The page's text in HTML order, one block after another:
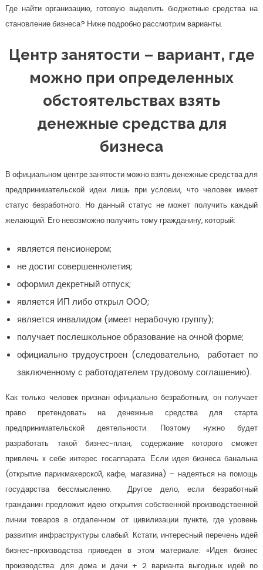
Где найти организацию, готовую выделить бюджетные средства на
становление бизнеса? Ниже подробно рассмотрим варианты.
Центр занятости – вариант, где
можно при определенных
обстоятельствах взять
денежные средства для
бизнеса
В официальном центре занятости можно взять денежные средства для
предпринимательской идеи лишь при условии, что человек имеет
статус безработного. Но данный статус не может получить каждый
желающий. Его невозможно получить тому гражданину, который:
является пенсионером;
не достиг совершеннолетия;
оформил декретный отпуск;
является ИП либо открыл ООО;
является инвалидом (имеет нерабочую группу);
получает послешкольное образование на очной форме;
официально трудоустроен (следовательно, работает по
заключенному с работодателем трудовому соглашению).
Как только человек признан официально безработным, он получает
право претендовать на денежные средства для старта
предпринимательской деятельности. Поэтому нужно будет
разработать такой бизнес-план, содержание которого сможет
привлечь к себе интерес госаппарата. Если идея бизнеса банальна
(открытие парикмахерской, кафе, магазина) – надеяться на помощь
государства бессмысленно. Другое дело, если безработный
гражданин предложит идею открытия собственной производственной
линии товаров в отдаленном от цивилизации пункте, где уровень
развития инфраструктуры слабый. Кстати, интересный перечень идей
бизнес-производства приведен в этом материале: «Идея бизнес
производства: для дома и дачи + 2 варианта выгодных идей по